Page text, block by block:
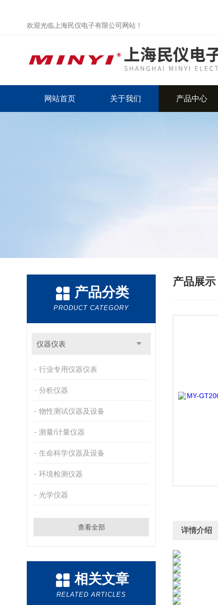
欢迎光临上海民仪电子有限公司网站！
网站首页 关于我们 产品中心
产品分类
PRODUCT CATEGORY
仪器仪表
行业专用仪器仪表
分析仪器
物性测试仪器及设备
测量/计量仪器
生命科学仪器及设备
环境检测仪器
光学仪器
查看全部
相关文章
RELATED ARTICLES
产品展示
详情介绍